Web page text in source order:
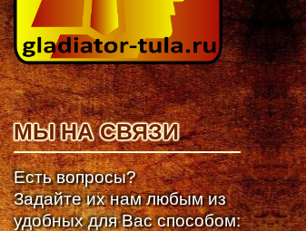
МЫ НА СВЯЗИ
Есть вопросы?
Задайте их нам любым из
удобных для Вас способом: